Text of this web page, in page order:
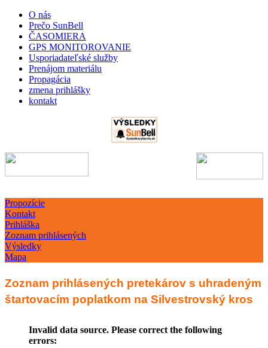
O nás
Prečo SunBell
ČASOMIERA
GPS MONITOROVANIE
Usporiadateľské služby
Prenájom materiálu
Propagácia
zmena prihlášky
kontakt
Propozície
Kontakt
Prihláška
Zoznam prihlásených
Výsledky
Mapa
Zoznam prihlásených pretekárov s uhradeným
štartovacím poplatkom na Silvestrovský kros
Invalid data source. Please correct the following
errors: